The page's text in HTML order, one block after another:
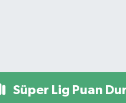
Süper Lig Puan